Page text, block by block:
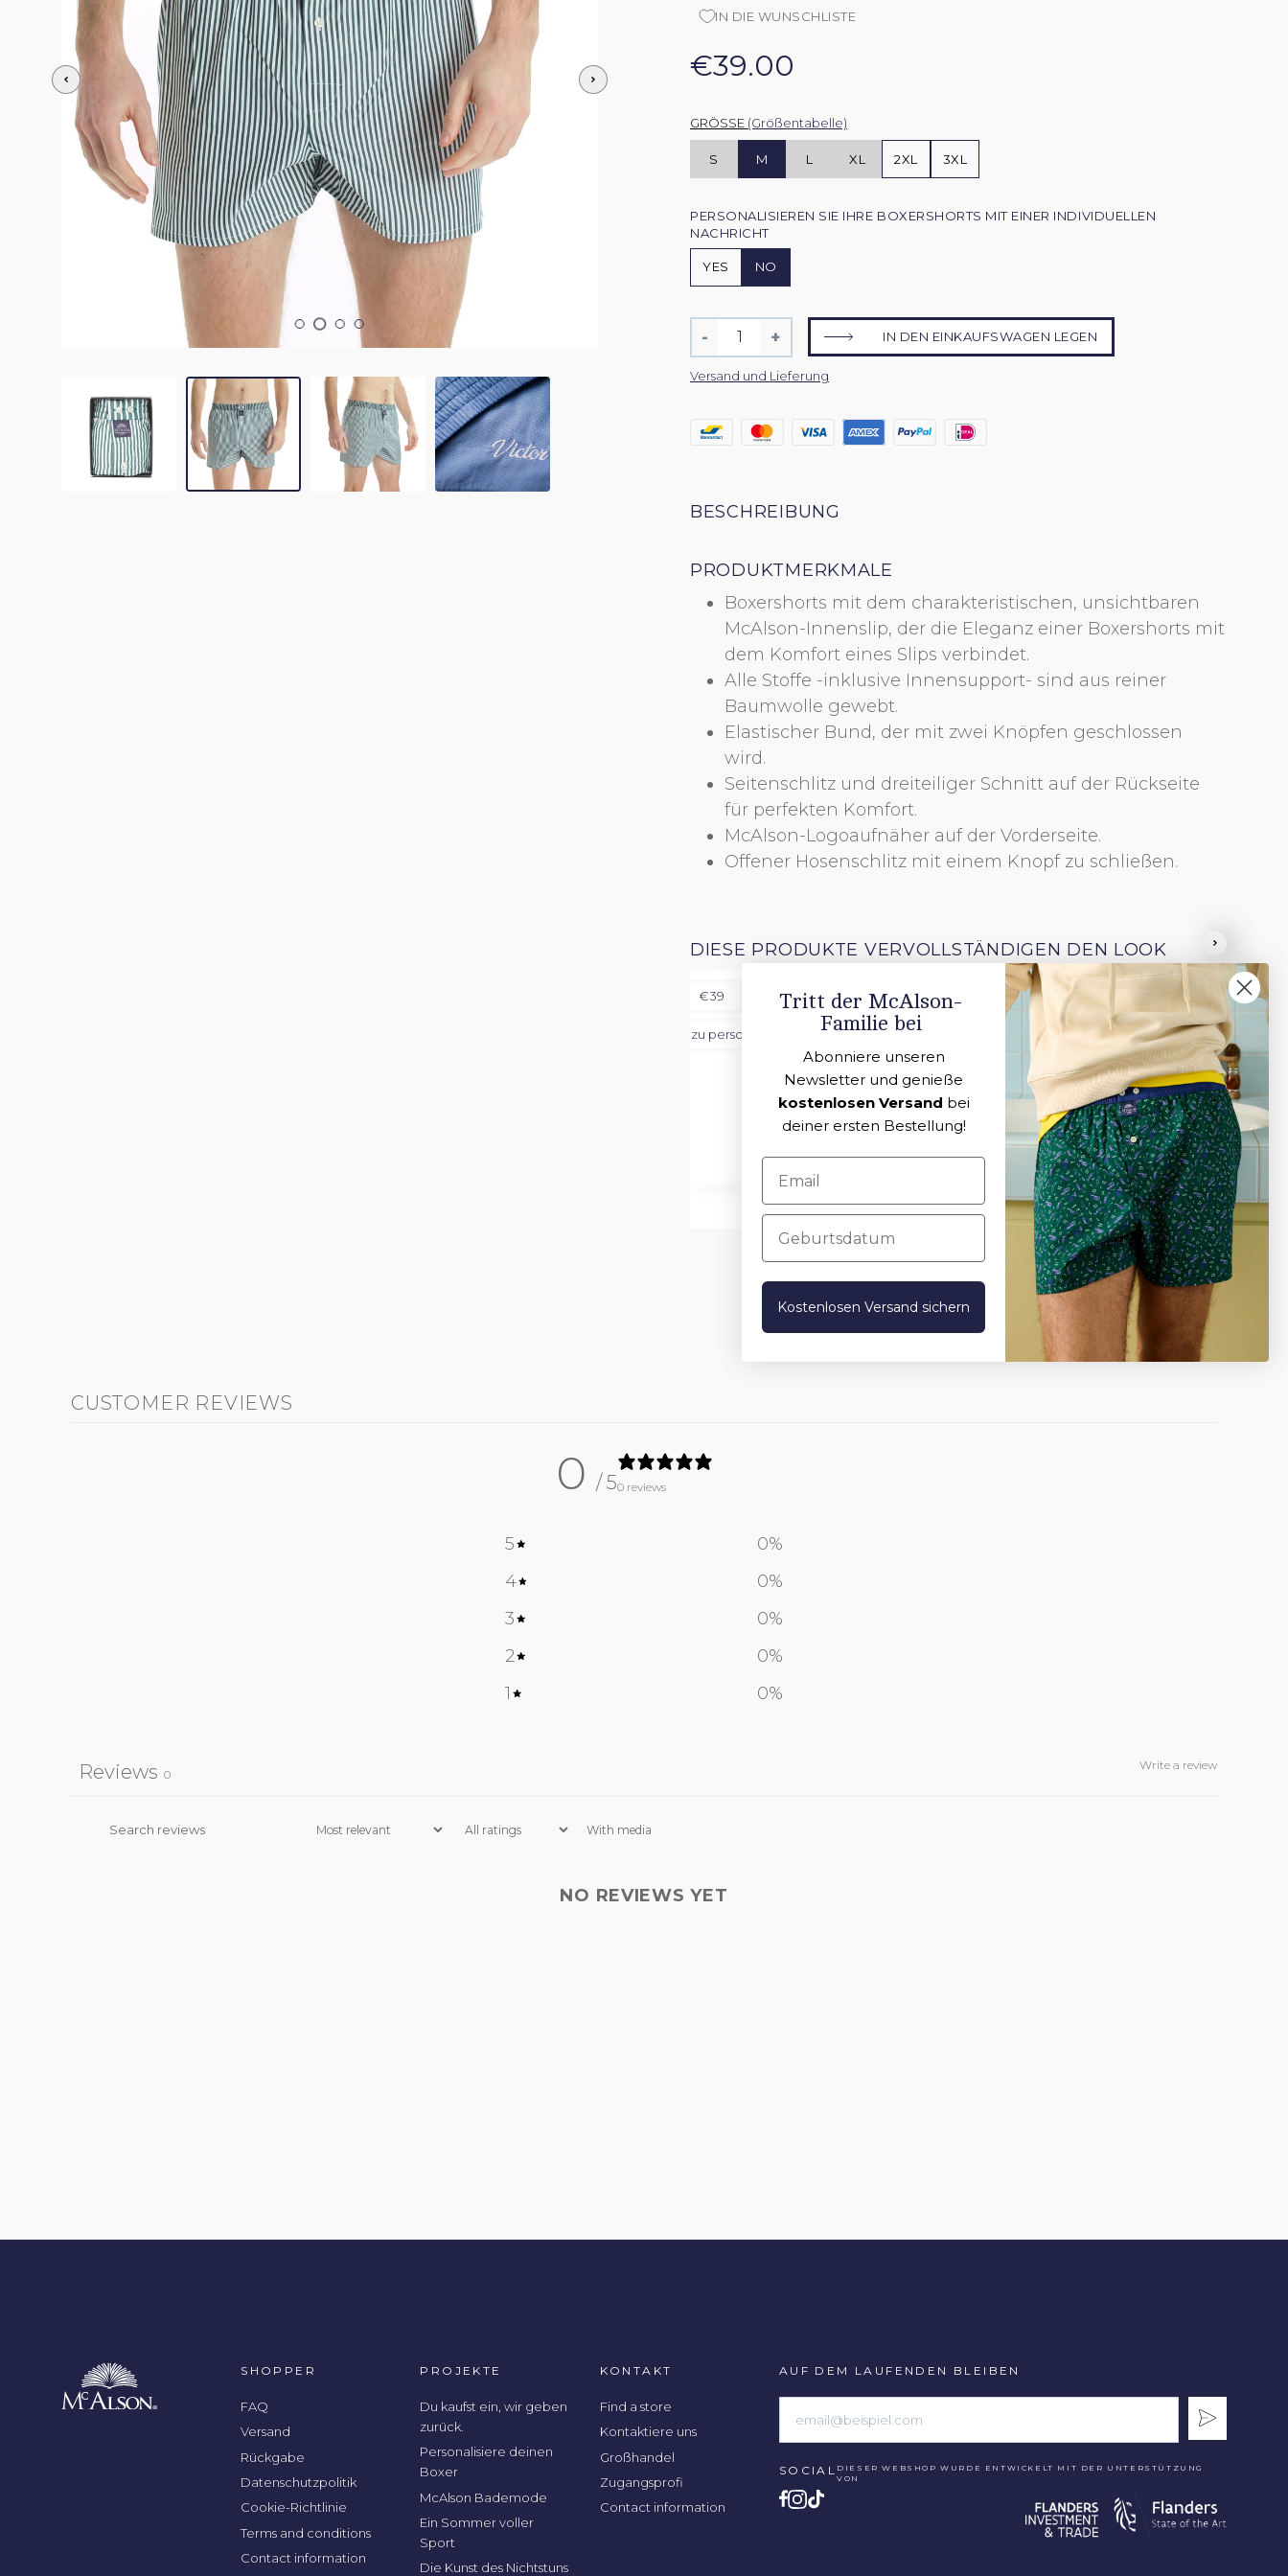
IN DIE WUNSCHLISTE
€39.00
GRÖSSE (Größentabelle)
S M L XL 2XL 3XL
PERSONALISIEREN SIE IHRE BOXERSHORTS MIT EINER INDIVIDUELLEN
NACHRICHT
YES NO
KÜHN
ABC
HANDSCHRIFTLICH
ABC
HANDSCHRIFTLICH
ABC
Ich habedie FAQ gelesen und verstanden.*
Menge
-
Artikelmenge
um
eins
+
Artikelmenge
um
eins
IN DEN EINKAUFSWAGEN LEGEN
Versand und Lieferung
BESCHREIBUNG
PRODUKTMERKMALE
Boxershorts mit dem charakteristischen, unsichtbaren
McAlson-Innenslip, der die Eleganz einer Boxershorts mit
dem Komfort eines Slips verbindet.
Alle Stoffe -inklusive Innensupport- sind aus reiner
Baumwolle gewebt.
Elastischer Bund, der mit zwei Knöpfen geschlossen
wird.
Seitenschlitz und dreiteiliger Schnitt auf der Rückseite
für perfekten Komfort.
McAlson-Logoaufnäher auf der Vorderseite.
Offener Hosenschlitz mit einem Knopf zu schließen.
DIESE PRODUKTE VERVOLLSTÄNDIGEN DEN LOOK
€39
zu personalisieren zu personalisieren
€39
CUSTOMER REVIEWS
0 / 50 reviews
5 0%
4
0%
3
0%
2
0%
1
0%
Write a review
Reviews 0
With media
NO REVIEWS YET
SHOPPER
FAQ
Versand
Rückgabe
Datenschutzpolitik
Cookie-Richtlinie
Terms and conditions
Contact information
PROJEKTE
Du kaufst ein, wir geben
zurück.
Personalisiere deinen
Boxer
McAlson Bademode
Ein Sommer voller
Sport
Die Kunst des Nichtstuns
KONTAKT
Find a store
Kontaktiere uns
Großhandel
Zugangsprofi
Contact information
AUF DEM LAUFENDEN BLEIBEN
SOCIAL DIESER WEBSHOP WURDE ENTWICKELT MIT DER UNTERSTÜTZUNG
VON
Tritt der McAlson-
Familie bei
Abonniere unseren
Newsletter und genieße
kostenlosen Versand bei
deiner ersten Bestellung!
Geburtsdatum
Kostenlosen Versand sichern